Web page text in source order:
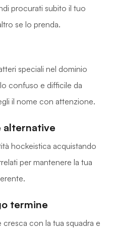
procurati subito il tuo
se lo prenda.
speciali nel dominio
confuso e difficile da
il nome con attenzione.
alternative
hockeistica acquistando
per mantenere la tua
termine
con la tua squadra e